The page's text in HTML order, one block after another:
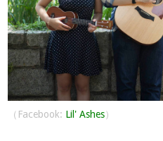
（Facebook: Lil' Ashes）